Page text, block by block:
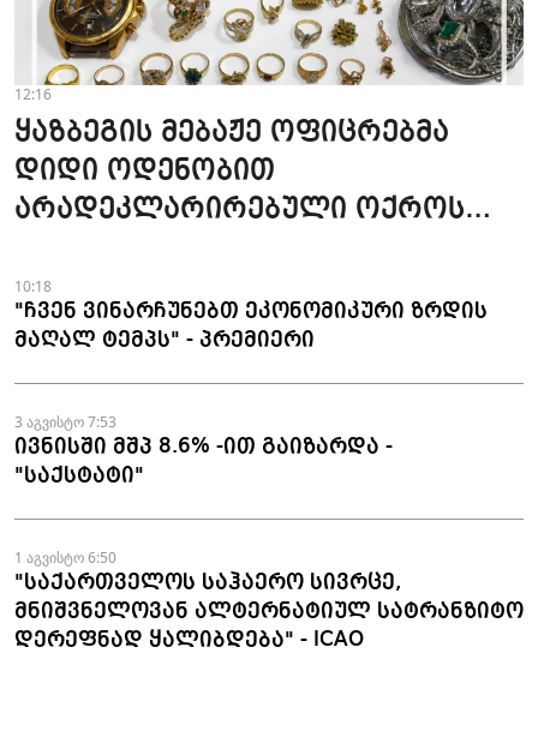
12:16
ყაზბეგის მებაჟე ოფიცრებმა
დიდი ოდენობით
არადეკლარირებული ოქროს
ფაქტები აღკვეთეს
10:18
"ჩვენ ვინარჩუნებთ ეკონომიკური ზრდის
მაღალ ტემპს" - პრემიერი
3 აგვისტო 7:53
ივნისში მშპ 8.6% -ით გაიზარდა -
"საქსტატი"
1 აგვისტო 6:50
"საქართველოს საჰაერო სივრცე,
მნიშვნელოვან ალტერნატიულ სატრანზიტო
დერეფნად ყალიბდება" - ICAO